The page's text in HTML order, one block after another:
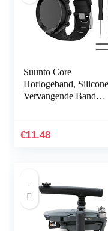
Suunto Core
Horlogeband,
Vervangende Band
Horlogeband
€11.48